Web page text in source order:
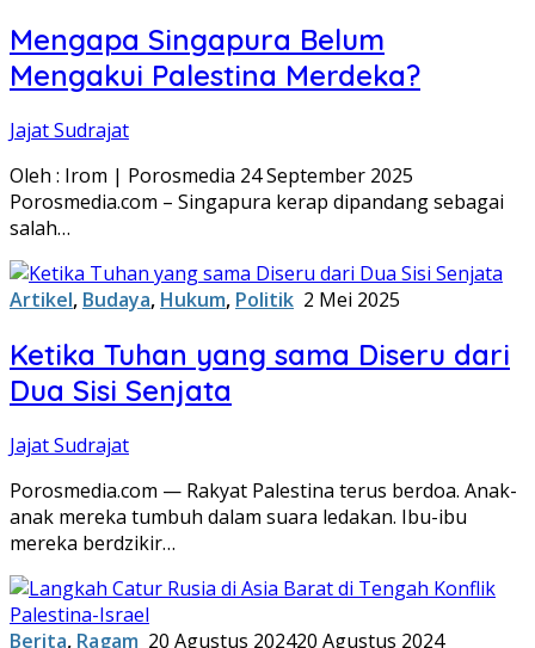
Mengapa Singapura Belum
Mengakui Palestina Merdeka?
Jajat Sudrajat
Oleh : Irom | Porosmedia 24 September 2025
Porosmedia.com – Singapura kerap dipandang sebagai
salah…
Artikel, Budaya, Hukum, Politik 2 Mei 2025
Ketika Tuhan yang sama Diseru dari
Dua Sisi Senjata
Jajat Sudrajat
Porosmedia.com — Rakyat Palestina terus berdoa. Anak-
anak mereka tumbuh dalam suara ledakan. Ibu-ibu
mereka berdzikir…
Berita, Ragam 20 Agustus 202420 Agustus 2024